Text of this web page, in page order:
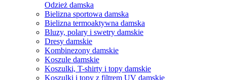
Odzież damska
Bielizna sportowa damska
Bielizna termoaktywna damska
Bluzy, polary i swetry damskie
Dresy damskie
Kombinezony damskie
Koszule damskie
Koszulki, T-shirty i topy damskie
Koszulki i topy z filtrem UV damskie